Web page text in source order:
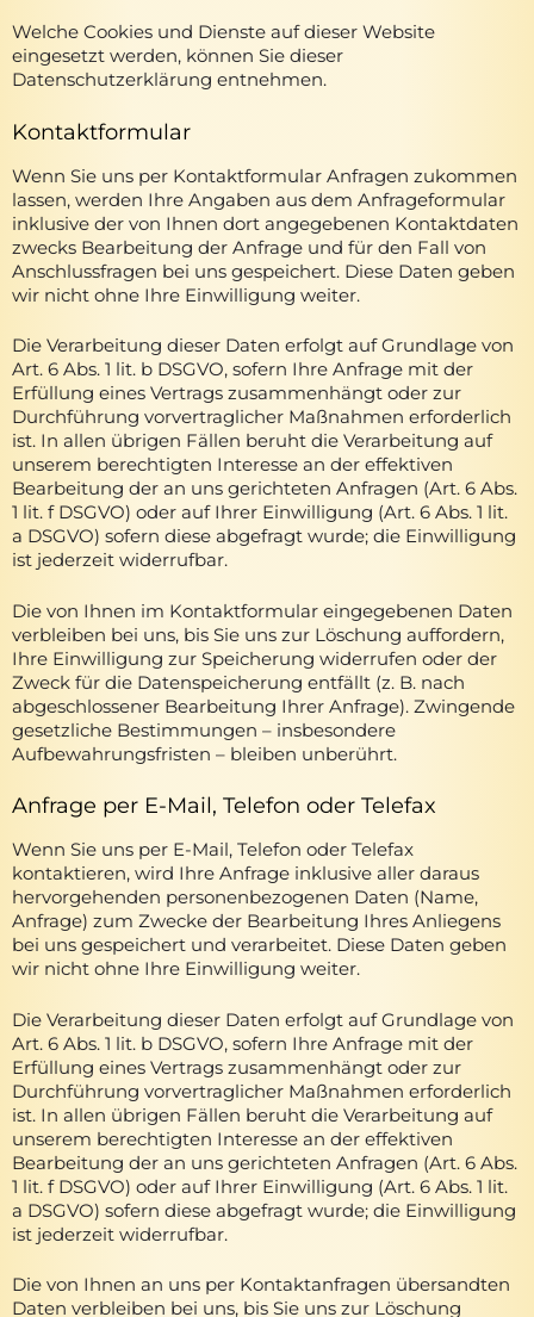
Welche Cookies und Dienste auf dieser Website
eingesetzt werden, können Sie dieser
Datenschutzerklärung entnehmen.
Kontaktformular
Wenn Sie uns per Kontaktformular Anfragen zukommen
lassen, werden Ihre Angaben aus dem Anfrageformular
inklusive der von Ihnen dort angegebenen Kontaktdaten
zwecks Bearbeitung der Anfrage und für den Fall von
Anschlussfragen bei uns gespeichert. Diese Daten geben
wir nicht ohne Ihre Einwilligung weiter.
Die Verarbeitung dieser Daten erfolgt auf Grundlage von
Art. 6 Abs. 1 lit. b DSGVO, sofern Ihre Anfrage mit der
Erfüllung eines Vertrags zusammenhängt oder zur
Durchführung vorvertraglicher Maßnahmen erforderlich
ist. In allen übrigen Fällen beruht die Verarbeitung auf
unserem berechtigten Interesse an der effektiven
Bearbeitung der an uns gerichteten Anfragen (Art. 6 Abs.
1 lit. f DSGVO) oder auf Ihrer Einwilligung (Art. 6 Abs. 1 lit.
a DSGVO) sofern diese abgefragt wurde; die Einwilligung
ist jederzeit widerrufbar.
Die von Ihnen im Kontaktformular eingegebenen Daten
verbleiben bei uns, bis Sie uns zur Löschung auffordern,
Ihre Einwilligung zur Speicherung widerrufen oder der
Zweck für die Datenspeicherung entfällt (z. B. nach
abgeschlossener Bearbeitung Ihrer Anfrage). Zwingende
gesetzliche Bestimmungen – insbesondere
Aufbewahrungsfristen – bleiben unberührt.
Anfrage per E-Mail, Telefon oder Telefax
Wenn Sie uns per E-Mail, Telefon oder Telefax
kontaktieren, wird Ihre Anfrage inklusive aller daraus
hervorgehenden personenbezogenen Daten (Name,
Anfrage) zum Zwecke der Bearbeitung Ihres Anliegens
bei uns gespeichert und verarbeitet. Diese Daten geben
wir nicht ohne Ihre Einwilligung weiter.
Die Verarbeitung dieser Daten erfolgt auf Grundlage von
Art. 6 Abs. 1 lit. b DSGVO, sofern Ihre Anfrage mit der
Erfüllung eines Vertrags zusammenhängt oder zur
Durchführung vorvertraglicher Maßnahmen erforderlich
ist. In allen übrigen Fällen beruht die Verarbeitung auf
unserem berechtigten Interesse an der effektiven
Bearbeitung der an uns gerichteten Anfragen (Art. 6 Abs.
1 lit. f DSGVO) oder auf Ihrer Einwilligung (Art. 6 Abs. 1 lit.
a DSGVO) sofern diese abgefragt wurde; die Einwilligung
ist jederzeit widerrufbar.
Die von Ihnen an uns per Kontaktanfragen übersandten
Daten verbleiben bei uns, bis Sie uns zur Löschung